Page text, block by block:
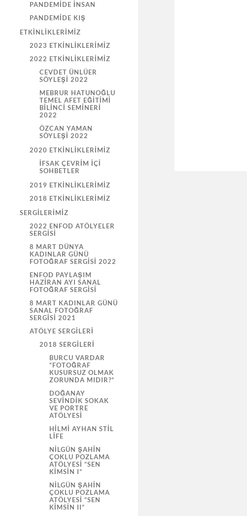
PANDEMIDE İNSAN
PANDEMIDE KIŞ
ETKINLIKLERIMIZ
2023 ETKINLIKLERIMIZ
2022 ETKINLIKLERIMIZ
CEVDET ÜNLÜER
SÖYLEŞİ 2022
MEBRUR HATUNOĞLU
TEMEL AFET EĞİTİMİ
BİLİNCİ SEMİNERİ
2022
ÖZCAN YAMAN
SÖYLEŞİ 2022
2020 ETKINLIKLERIMIZ
İFSAK ÇEVRIM İÇI
SOHBETLER
2019 ETKINLIKLERIMIZ
2018 ETKINLIKLERIMIZ
SERGILERIMIZ
2022 ENFOD ATÖLYELER
SERGISI
8 MART DÜNYA
KADINLAR GÜNÜ
FOTOĞRAF SERGISI 2022
ENFOD PAYLAŞIM
HAZİRAN AYI SANAL
FOTOĞRAF SERGİSİ
8 MART KADINLAR GÜNÜ
SANAL FOTOĞRAF
SERGİSİ 2021
ATÖLYE SERGILERI
2018 SERGILERI
BURCU VARDAR
“FOTOĞRAF
KUSURSUZ OLMAK
ZORUNDA MIDIR?”
DOĞANAY
SEVİNDİK SOKAK
VE PORTRE
ATÖLYESI
HILMI AYHAN STIL
LIFE
NILGÜN ŞAHIN
ÇOKLU POZLAMA
ATÖLYESI “SEN
KIMSIN I”
NILGÜN ŞAHIN
ÇOKLU POZLAMA
ATÖLYESI “SEN
KIMSIN II”